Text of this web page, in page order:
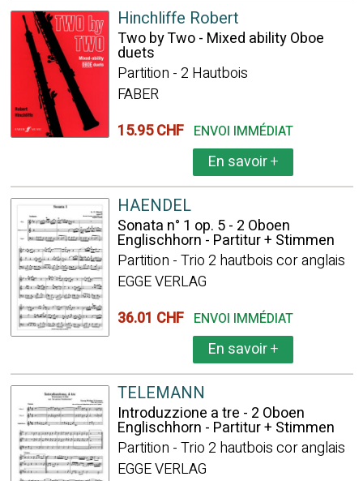
Hinchliffe Robert
Two by Two - Mixed ability Oboe
duets
Partition - 2 Hautbois
FABER
15.95 CHF ENVOI IMMÉDIAT
En savoir+
HAENDEL
Sonata n° 1 op. 5 - 2 Oboen
Englischhorn - Partitur + Stimmen
Partition - Trio 2 hautbois cor anglais
EGGE VERLAG
36.01 CHF ENVOI IMMÉDIAT
En savoir+
TELEMANN
Introduzzione a tre - 2 Oboen
Englischhorn - Partitur + Stimmen
Partition - Trio 2 hautbois cor anglais
EGGE VERLAG